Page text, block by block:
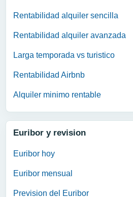
Rentabilidad alquiler sencilla
Rentabilidad alquiler avanzada
Larga temporada vs turistico
Rentabilidad Airbnb
Alquiler minimo rentable
Euribor y revision
Euribor hoy
Euribor mensual
Prevision del Euribor